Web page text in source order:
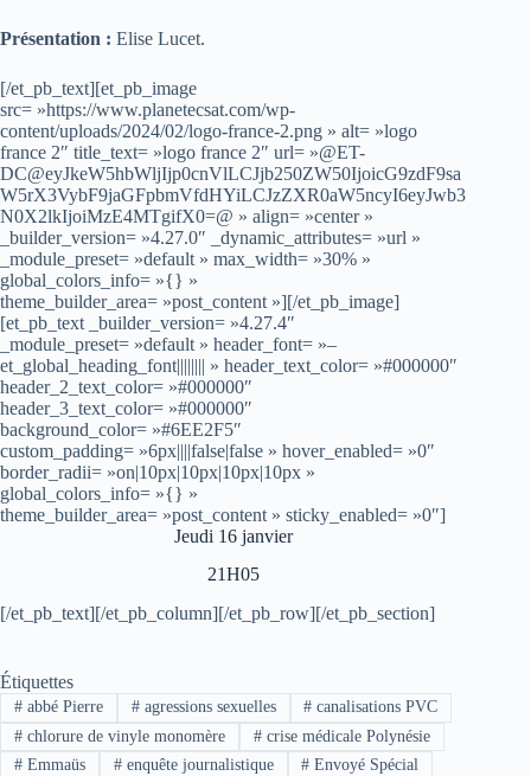
Présentation : Elise Lucet.
[/et_pb_text][et_pb_image
src= »https://www.planetecsat.com/wp-
content/uploads/2024/02/logo-france-2.png » alt= »logo
france 2″ title_text= »logo france 2″ url= »@ET-
DC@eyJkeW5hbWljIjp0cnVlLCJjb250ZW50IjoicG9zdF9sa
W5rX3VybF9jaGFpbmVfdHYiLCJzZXR0aW5ncyI6eyJwb3
N0X2lkIjoiMzE4MTgifX0=@ » align= »center »
_builder_version= »4.27.0″ _dynamic_attributes= »url »
_module_preset= »default » max_width= »30% »
global_colors_info= »{} »
theme_builder_area= »post_content »][/et_pb_image]
[et_pb_text _builder_version= »4.27.4″
_module_preset= »default » header_font= »–
et_global_heading_font|||||||| » header_text_color= »#000000″
header_2_text_color= »#000000″
header_3_text_color= »#000000″
background_color= »#6EE2F5″
custom_padding= »6px||||false|false » hover_enabled= »0″
border_radii= »on|10px|10px|10px|10px »
global_colors_info= »{} »
theme_builder_area= »post_content » sticky_enabled= »0″]
Jeudi 16 janvier
21H05
[/et_pb_text][/et_pb_column][/et_pb_row][/et_pb_section]
Étiquettes
#abbé Pierre #agressions sexuelles # canalisations PVC
#chlorure de vinyle monomère #crise médicale Polynésie
#Emmaüs #enquête journalistique # Envoyé Spécial